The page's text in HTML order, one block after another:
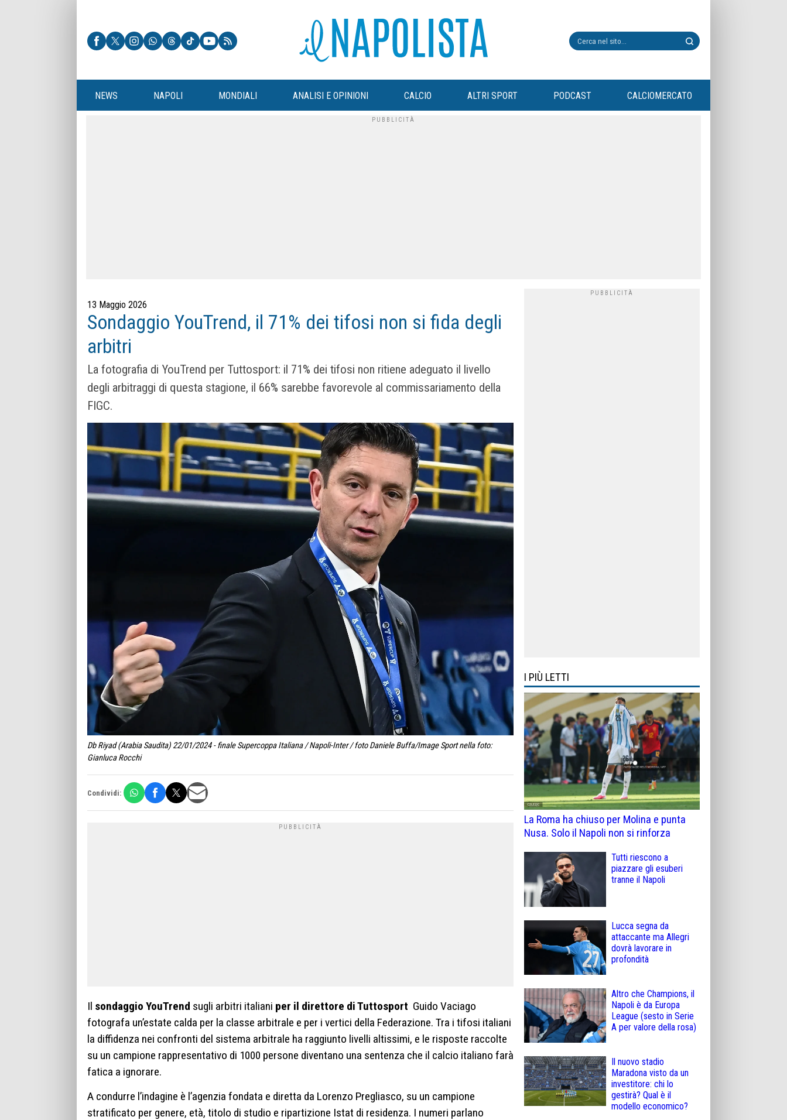
NEWS NAPOLI MONDIALI ANALISI E OPINIONI CALCIO ALTRI SPORT PODCAST CALCIOMERCATO
13 Maggio 2026
Sondaggio YouTrend, il 71% dei tifosi non si fida degli
arbitri
La fotografia di YouTrend per Tuttosport: il 71% dei tifosi non ritiene adeguato il livello
degli arbitraggi di questa stagione, il 66% sarebbe favorevole al commissariamento della
FIGC.
Db Riyad (Arabia Saudita) 22/01/2024 - finale Supercoppa Italiana / Napoli-Inter / foto Daniele Buffa/Image Sport nella foto:
Gianluca Rocchi
Condividi:
Il sondaggio YouTrend sugli arbitri italiani per il direttore di Tuttosport Guido Vaciago
fotografa un’estate calda per la classe arbitrale e per i vertici della Federazione. Tra i tifosi italiani
la diffidenza nei confronti del sistema arbitrale ha raggiunto livelli altissimi, e le risposte raccolte
su un campione rappresentativo di 1000 persone diventano una sentenza che il calcio italiano farà
fatica a ignorare.
A condurre l’indagine è l’agenzia fondata e diretta da Lorenzo Pregliasco, su un campione
stratificato per genere, età, titolo di studio e ripartizione Istat di residenza. I numeri parlano
I PIÙ LETTI
La Roma ha chiuso per Molina e punta
Nusa. Solo il Napoli non si rinforza
Tutti riescono a
piazzare gli esuberi
tranne il Napoli
Lucca segna da
attaccante ma Allegri
dovrà lavorare in
profondità
Altro che Champions, il
Napoli è da Europa
League (sesto in Serie
A per valore della rosa)
Il nuovo stadio
Maradona visto da un
investitore: chi lo
gestirà? Qual è il
modello economico?